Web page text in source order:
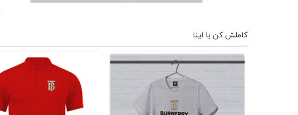
کاملش کن با اینا